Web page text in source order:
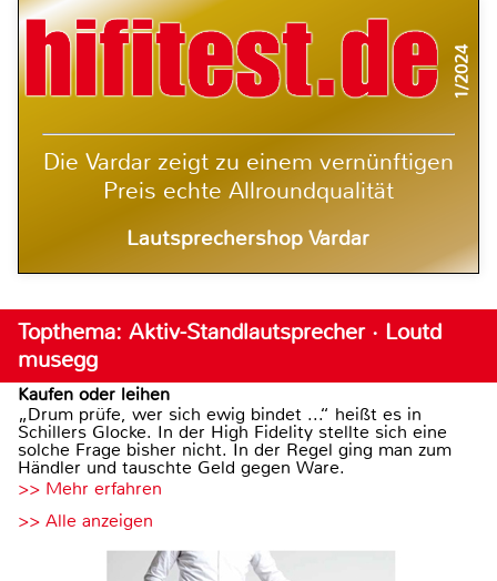
1/2024
Die Vardar zeigt zu einem vernünftigen
Preis echte Allroundqualität
Lautsprechershop Vardar
Topthema: Aktiv-Standlautsprecher · Loutd
musegg
Kaufen oder leihen
„Drum prüfe, wer sich ewig bindet ...“ heißt es in
Schillers Glocke. In der High Fidelity stellte sich eine
solche Frage bisher nicht. In der Regel ging man zum
Händler und tauschte Geld gegen Ware.
>> Mehr erfahren
>> Alle anzeigen